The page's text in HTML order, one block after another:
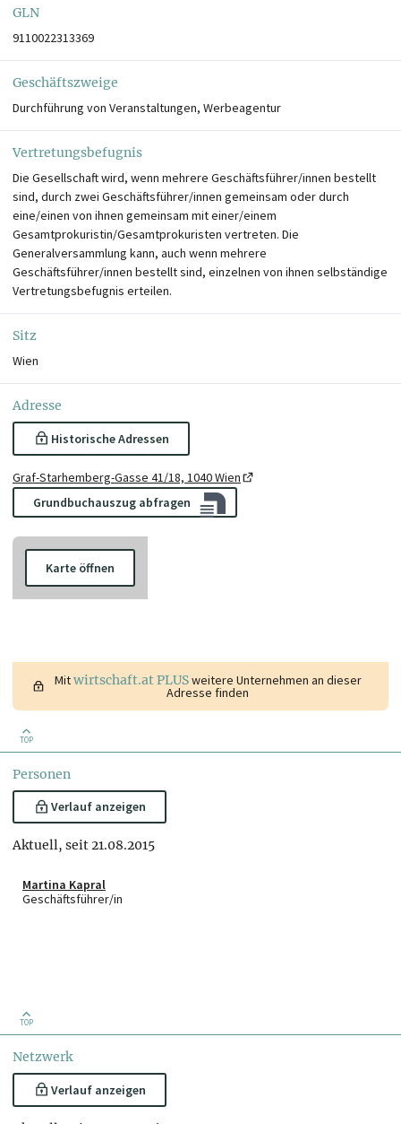
GLN
9110022313369
Geschäftszweige
Durchführung von Veranstaltungen, Werbeagentur
Vertretungsbefugnis
Die Gesellschaft wird, wenn mehrere Geschäftsführer/innen bestellt
sind, durch zwei Geschäftsführer/innen gemeinsam oder durch
eine/einen von ihnen gemeinsam mit einer/einem
Gesamtprokuristin/Gesamtprokuristen vertreten. Die
Generalversammlung kann, auch wenn mehrere
Geschäftsführer/innen bestellt sind, einzelnen von ihnen selbständige
Vertretungsbefugnis erteilen.
Sitz
Wien
Adresse
Historische Adressen
Graf-Starhemberg-Gasse 41/18, 1040 Wien
Grundbuchauszug abfragen
Karte öffnen
Mitwirtschaft.at PLUSweitere Unternehmen an dieser
Adresse finden
TOP
Personen
Verlauf anzeigen
Aktuell, seit 21.08.2015
Martina Kapral
Geschäftsführer/in
TOP
Netzwerk
Verlauf anzeigen